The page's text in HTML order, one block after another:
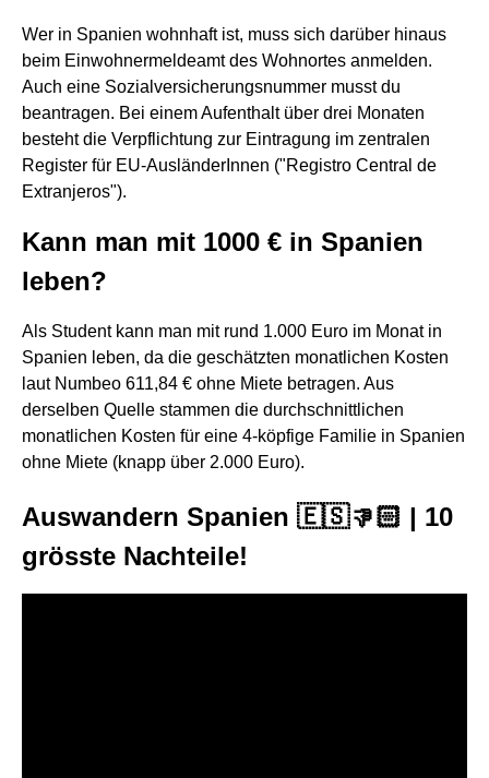
Wer in Spanien wohnhaft ist, muss sich darüber hinaus
beim Einwohnermeldeamt des Wohnortes anmelden.
Auch eine Sozialversicherungsnummer musst du
beantragen. Bei einem Aufenthalt über drei Monaten
besteht die Verpflichtung zur Eintragung im zentralen
Register für EU-AusländerInnen ("Registro Central de
Extranjeros").
Kann man mit 1000 € in Spanien
leben?
Als Student kann man mit rund 1.000 Euro im Monat in
Spanien leben, da die geschätzten monatlichen Kosten
laut Numbeo 611,84 € ohne Miete betragen. Aus
derselben Quelle stammen die durchschnittlichen
monatlichen Kosten für eine 4-köpfige Familie in Spanien
ohne Miete (knapp über 2.000 Euro).
Auswandern Spanien 🇪🇸👎🏻 | 10
grösste Nachteile!